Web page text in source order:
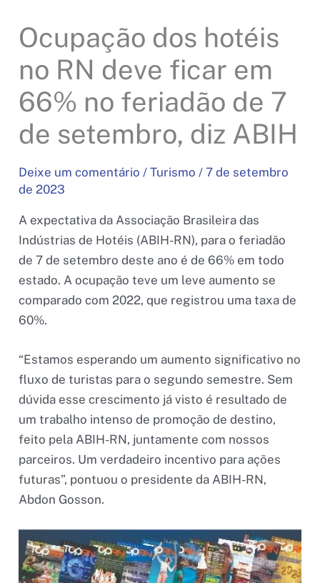
Ocupação dos hotéis
no RN deve ficar em
66% no feriadão de 7
de setembro, diz ABIH
Deixe um comentário /Turismo /7 de setembro
de 2023
A expectativa da Associação Brasileira das
Indústrias de Hotéis (ABIH-RN), para o feriadão
de 7 de setembro deste ano é de 66% em todo
estado. A ocupação teve um leve aumento se
comparado com 2022, que registrou uma taxa de
60%.
“Estamos esperando um aumento significativo no
fluxo de turistas para o segundo semestre. Sem
dúvida esse crescimento já visto é resultado de
um trabalho intenso de promoção de destino,
feito pela ABIH-RN, juntamente com nossos
parceiros. Um verdadeiro incentivo para ações
futuras”, pontuou o presidente da ABIH-RN,
Abdon Gosson.